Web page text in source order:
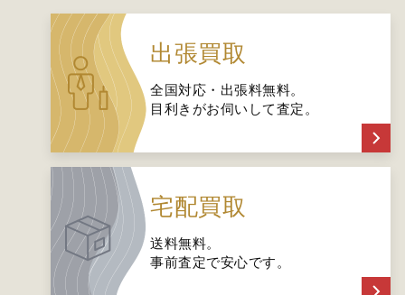
出張買取
全国対応・出張料無料。
目利きがお伺いして査定。
宅配買取
送料無料。
事前査定で安心です。